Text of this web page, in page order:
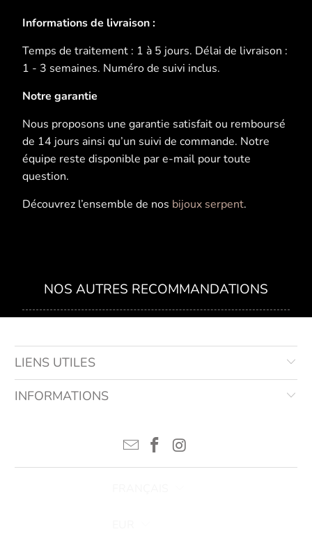
Informations de livraison :
Temps de traitement : 1 à 5 jours. Délai de livraison :
1 - 3 semaines. Numéro de suivi inclus.
Notre garantie
Nous proposons une garantie satisfait ou remboursé
de 14 jours ainsi qu’un suivi de commande. Notre
équipe reste disponible par e-mail pour toute
question.
Découvrez l’ensemble de nos bijoux serpent.
NOS AUTRES RECOMMANDATIONS
LIENS UTILES
INFORMATIONS